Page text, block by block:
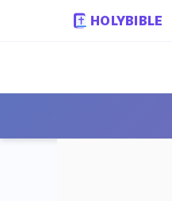
HOLYBIBLE
성경읽기 - 개역개